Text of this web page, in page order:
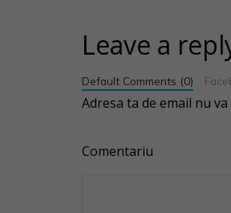
Leave a
Default Comments (0)
Adresa ta de email nu
Comentariu